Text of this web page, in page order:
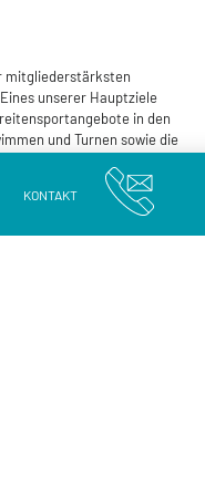
mitgliederstärksten
unserer Hauptziele
in den
und Turnen sowie die
(über die gemeinsame
Schwimmen und
KONTAKT